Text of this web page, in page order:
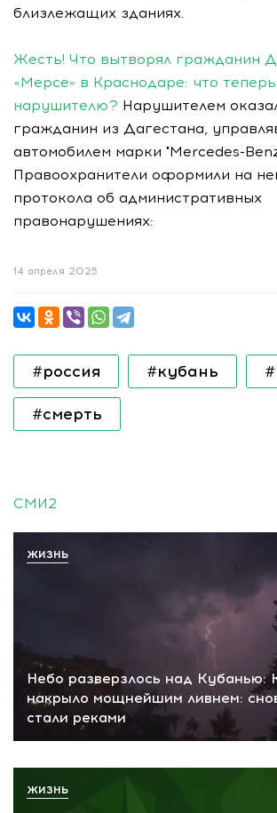
близлежащих зданиях.
Жесть! Что вытворял гражданин
«Мерсе» в Краснодаре: что
нарушителю? Нарушителем
гражданин из Дагестана,
автомобилем марки "Mercedes-
Правоохранители оформили на
протокола об административных
правонарушениях:
14 апреля 2025
#россия #кубань
#смерть
СМИ2
Небо разверзлось над Кубанью:
накрыло мощнейшим ливнем:
стали реками
ЖИЗНЬ
ЖИЗНЬ